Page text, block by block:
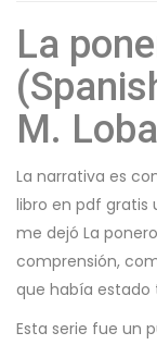
La
M.
La narrativa es
libro en pdf gratis
me dejó La
comprensión,
que había
Esta serie fue un